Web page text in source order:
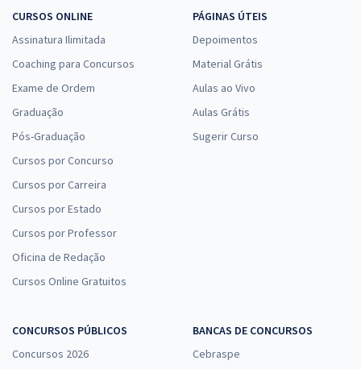
CURSOS ONLINE
Assinatura Ilimitada
Coaching para Concursos
Exame de Ordem
Graduação
Pós-Graduação
Cursos por Concurso
Cursos por Carreira
Cursos por Estado
Cursos por Professor
Oficina de Redação
Cursos Online Gratuitos
PÁGINAS ÚTEIS
Depoimentos
Material Grátis
Aulas ao Vivo
Aulas Grátis
Sugerir Curso
CONCURSOS PÚBLICOS
Concursos 2026
BANCAS DE CONCURSOS
Cebraspe